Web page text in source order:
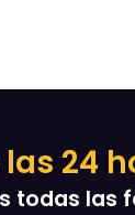
24
todas las